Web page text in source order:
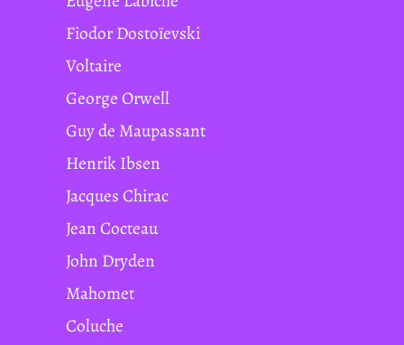
Fiodor Dostoïevski
Voltaire
George Orwell
Guy de Maupassant
Henrik Ibsen
Jacques Chirac
Jean Cocteau
John Dryden
Mahomet
Coluche